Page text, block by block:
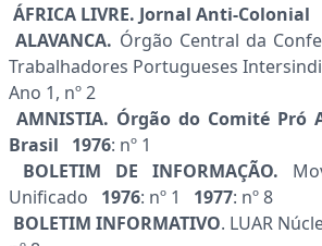
ÁFRICA LIVRE. Jornal Anti-Colonial
ALAVANCA. Órgão Central da
Trabalhadores Portugueses
Ano 1, nº 2
AMNISTIA. Órgão do Comité Pró
Brasil 1976: nº 1
BOLETIM DE INFORMAÇÃO.
Unificado 1976: nº 1 1977: nº 8
BOLETIM INFORMATIVO. LUAR